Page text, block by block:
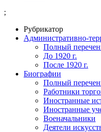
;
Рубрикатор
Административно-
Полный
До 1920 г.
После 1920 г.
Биографии
Полный
Работники
Иностранные
Иностранные
Военачальники
Деятели